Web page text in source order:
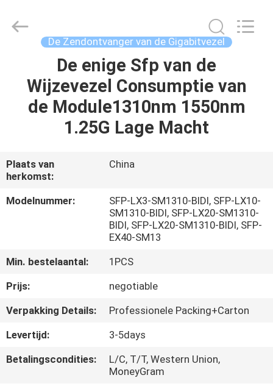
PRODUCTEN
ONS
FABRIEKSREIS
KWALITEITSCONTROLE
SITEMAP
PRIVACY
POLICY
Rights
De Zendontvanger van de Gigabitvezel
De enige Sfp van de
Wijzevezel Consumptie van
de Module1310nm 1550nm
1.25G Lage Macht
Plaats van
herkomst:
China
Modelnummer:
SFP-LX3-SM1310-BIDI, SFP-LX10-
SM1310-BIDI, SFP-LX20-SM1310-
BIDI, SFP-LX20-SM1310-BIDI, SFP-
EX40-SM13
Min. bestelaantal:
1PCS
Prijs:
negotiable
Verpakking Details:
Professionele Packing+Carton
Levertijd:
3-5days
Betalingscondities:
L/C, T/T, Western Union,
MoneyGram